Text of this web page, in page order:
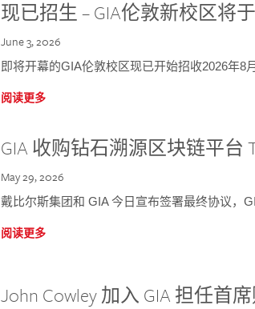
现已招生 – GIA伦敦新校区将
June 3, 2026
即将开幕的GIA伦敦校区现已开始招收2026年8
阅读更多
GIA 收购钻石溯源区块链平台
May 29, 2026
戴比尔斯集团和 GIA 今日宣布签署最终协议，
阅读更多
John Cowley 加入 GIA 担任首